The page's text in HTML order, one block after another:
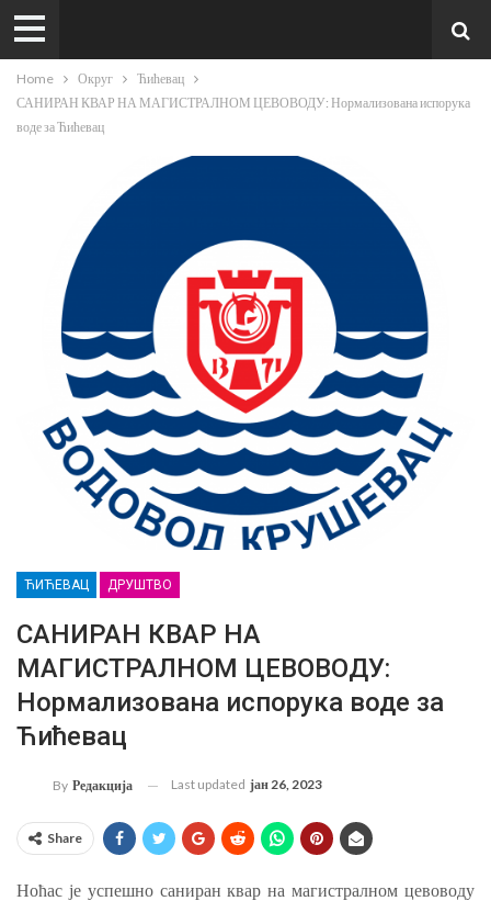
Home Округ
Ћићевац
САНИРАН КВАР НА МАГИСТРАЛНОМ ЦЕВОВОДУ: Нормализована испорука
воде за Ћићевац
ЋИЋЕВАЦ ДРУШТВО
САНИРАН КВАР НА
МАГИСТРАЛНОМ ЦЕВОВОДУ:
Нормализована испорука воде за
Ћићевац
By Редакција Last updated јан 26, 2023
Share
Ноћас је успешно саниран квар на магистралном цевоводу